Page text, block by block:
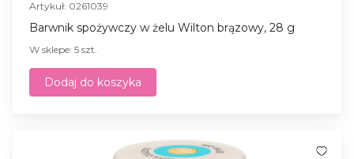
Artykuł: 0261039
Barwnik spożywczy w żelu Wilton brązowy, 28 g
W sklepe: 5 szt.
Dodaj do koszyka